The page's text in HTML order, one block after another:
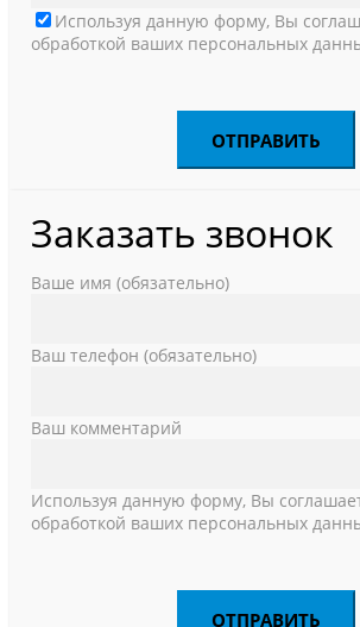
Используя данную форму, Вы
обработкой ваших персональных
Заказать звонок
Ваше имя (обязательно)
Ваш телефон (обязательно)
Ваш комментарий
Используя данную форму, Вы
обработкой ваших персональных